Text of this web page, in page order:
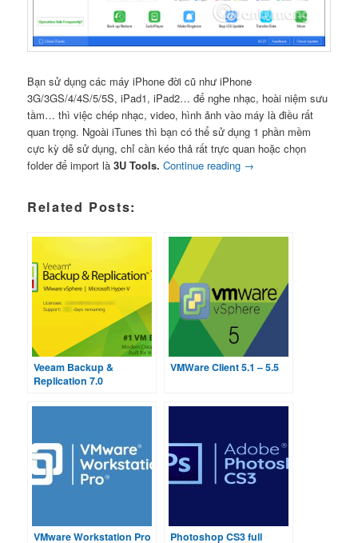
Bạn sử dụng các máy iPhone đời cũ như iPhone
3G/3GS/4/4S/5/5S, iPad1, iPad2… để nghe nhạc, hoài niệm sưu
tầm… thì việc chép nhạc, video, hình ảnh vào máy là điều rất
quan trọng. Ngoài iTunes thì bạn có thể sử dụng 1 phần mềm
cực kỳ dễ sử dụng, chỉ cần kéo thả rất trực quan hoặc chọn
folder để import là3U Tools. Continue reading →
Related Posts:
Veeam Backup &
Replication 7.0
VMWare Client 5.1 – 5.5
VMware Workstation Pro
Photoshop CS3 full